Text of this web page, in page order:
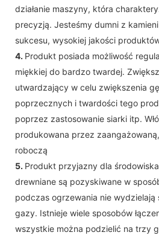
działanie maszyny, która
precyzją. Jesteśmy dumni z
sukcesu, wysokiej jakości
4. Produkt posiada możliwość
miękkiej do bardzo twardej.
utwardzający w celu zwiększenia
poprzecznych i twardości tego
poprzez zastosowanie siarki itp.
produkowana przez
roboczą
5. Produkt przyjazny dla
drewniane są pozyskiwane w
podczas ogrzewania nie wydzielają
gazy. Istnieje wiele sposobów
wszystkie można podzielić na trzy